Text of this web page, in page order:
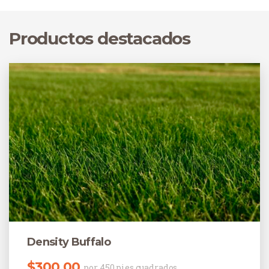
Productos destacados
Density Buffalo